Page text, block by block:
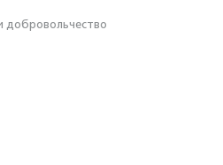
доброволь­чест­во